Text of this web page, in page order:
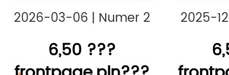
2026-03-06 | Numer 2
6,50 ???
2025-